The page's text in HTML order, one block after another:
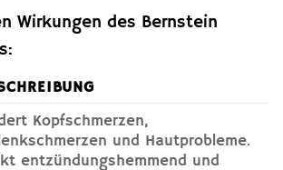
Wirkungen des Bernstein
Kopfschmerzen,
und Hautprobleme.
entzündungshemmend und